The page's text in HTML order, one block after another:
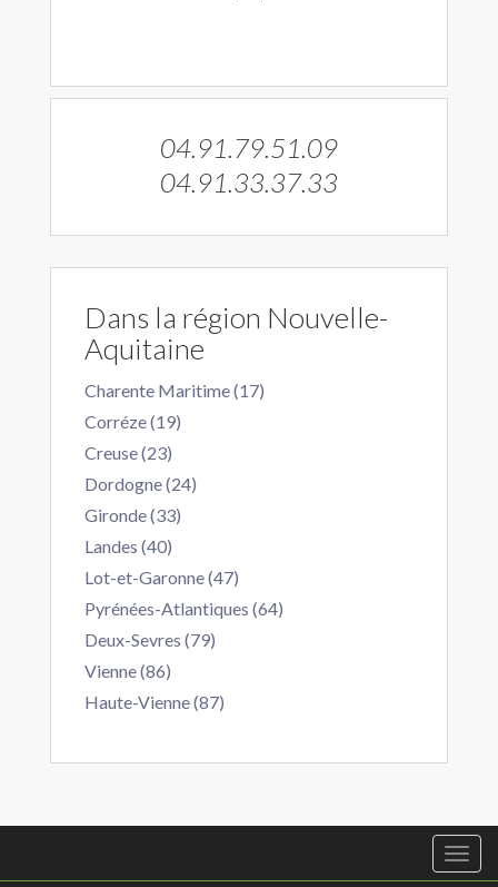
04.91.79.51.09
04.91.33.37.33
Dans la région Nouvelle-
Aquitaine
Charente Maritime (17)
Corréze (19)
Creuse (23)
Dordogne (24)
Gironde (33)
Landes (40)
Lot-et-Garonne (47)
Pyrénées-Atlantiques (64)
Deux-Sevres (79)
Vienne (86)
Haute-Vienne (87)